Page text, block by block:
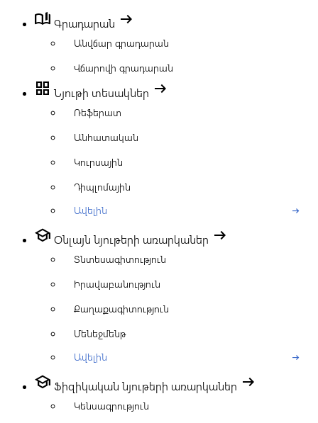
book_ribbon Գրադարան arrow_right_alt
Անվճար գրադարան
Վճարովի գրադարան
grid_view Նյութի տեսակներ arrow_right_alt
Ռեֆերատ
Անհատական
Կուրսային
Դիպլոմային
Ավելին
arrow_right_alt
school Օնլայն նյութերի առարկաներ arrow_right_alt
Տնտեսագիտություն
Իրավաբանություն
Քաղաքագիտություն
Մենեջմենթ
Ավելին
arrow_right_alt
school Ֆիզիկական նյութերի առարկաներ arrow_right_alt
Կենսագրություն